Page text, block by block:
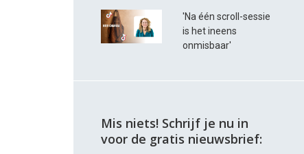
'Na één scroll-sessie
is het ineens
onmisbaar'
Mis niets! Schrijf je nu in
voor de gratis nieuwsbrief: